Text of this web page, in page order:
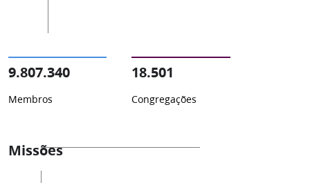
9.807.340
Membros
18.501
Congregações
Missões